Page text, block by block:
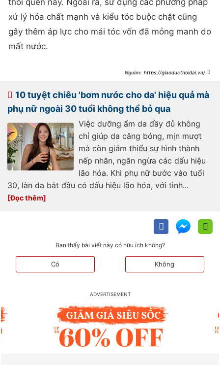
thói quen này. Ngoài ra, sử dụng các phương pháp
xử lý hóa chất mạnh và kiểu tóc buộc chặt cũng
gây thêm áp lực cho mái tóc vốn đã mỏng manh do
mất nước.
https://giaoducthoidai.vn/ba
10 tuyệt chiêu 'bơm nước cho da' hiệu quả mà
phụ nữ ngoài 30 tuổi không thể bỏ qua
Việc dưỡng ẩm da đầy đủ không
chỉ giúp da căng bóng, mịn mượt
mà còn giảm thiểu sự hình thành
nếp nhăn, ngăn ngừa các dấu hiệu
lão hóa. Khi phụ nữ bước vào tuổi
30, làn da bắt đầu có dấu hiệu lão hóa, với tình...
Bạn thấy bài viết này có hữu ích không?
Có Không